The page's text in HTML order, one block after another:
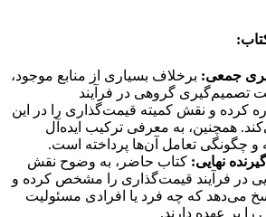
جمعی: برخلاف بسیاری از منابع موجود،
تصمیم‌گیری گروهی در فرآیند
کرده و نقش کمیته قیمت‌گذاری را در این
همچنین، به معرفی ترکیب ایده‌آل
و چگونگی تعامل آن‌ها پرداخته است.
نهایی: کتاب حاضر، به وضوح نقش
در فرآیند قیمت‌گذاری را مشخص کرده و
می‌دهد که چه فرد یا افرادی مسئولیت
را بر عهده دارند.